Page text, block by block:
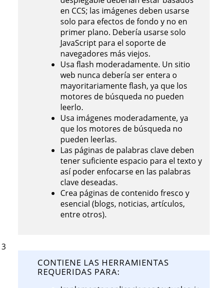
en CCS; las imágenes deben usarse
solo para efectos de fondo y no en
primer plano. Debería usarse solo
JavaScript para el soporte de
navegadores más viejos.
Usa flash moderadamente. Un sitio
web nunca debería ser entera o
mayoritariamente flash, ya que los
motores de búsqueda no pueden
leerlo.
Usa imágenes moderadamente, ya
que los motores de búsqueda no
pueden leerlas.
Las páginas de palabras clave deben
tener suficiente espacio para el texto y
así poder enfocarse en las palabras
clave deseadas.
Crea páginas de contenido fresco y
esencial (blogs, noticias, artículos,
entre otros).
3
CONTIENE LAS HERRAMIENTAS
REQUERIDAS PARA: